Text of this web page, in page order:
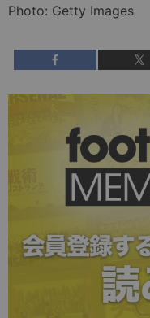
Photo: Getty Images